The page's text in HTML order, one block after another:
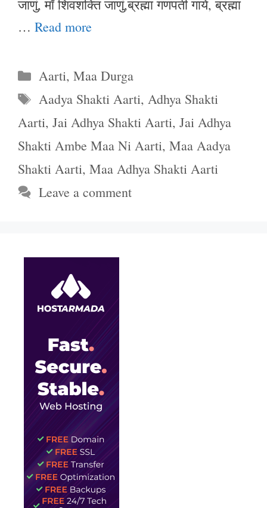
जाणुं, माँ शिवशक्ति जाणुं,ब्रह्मा गणपती गाये, ब्रह्मा
… Read more
Categories
Aarti,Maa Durga
Tags
Aadya Shakti Aarti,Adhya Shakti
Aarti, Jai Adhya Shakti Aarti, Jai Adhya
Shakti Ambe Maa Ni Aarti, Maa Aadya
Shakti Aarti, Maa Adhya Shakti Aarti
Leave a comment